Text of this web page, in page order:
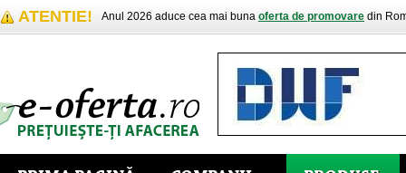
ATENTIE! Anul 2026 aduce cea mai buna oferta de promovare din